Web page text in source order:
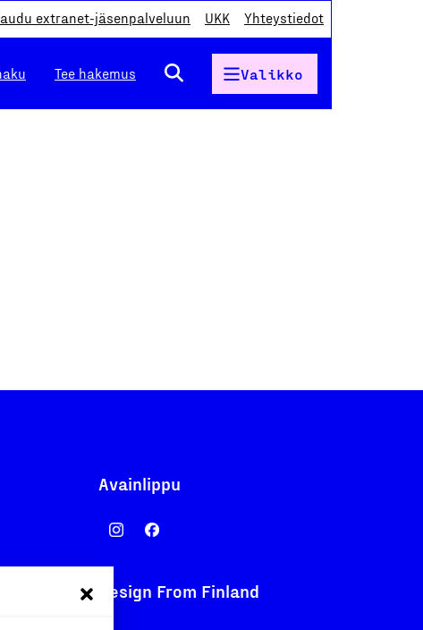
extranet-jäsenpalveluun UKK Yhteystiedot
Tee hakemus Valikko
Avainlippu
Design From Finland